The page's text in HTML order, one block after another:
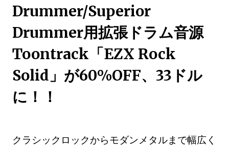
Drummer/Superior
Drummer用拡張ドラム音源
Toontrack「EZX Rock
Solid」が60%OFF、33ドル
に！！
クラシックロックからモダンメタルまで幅広く